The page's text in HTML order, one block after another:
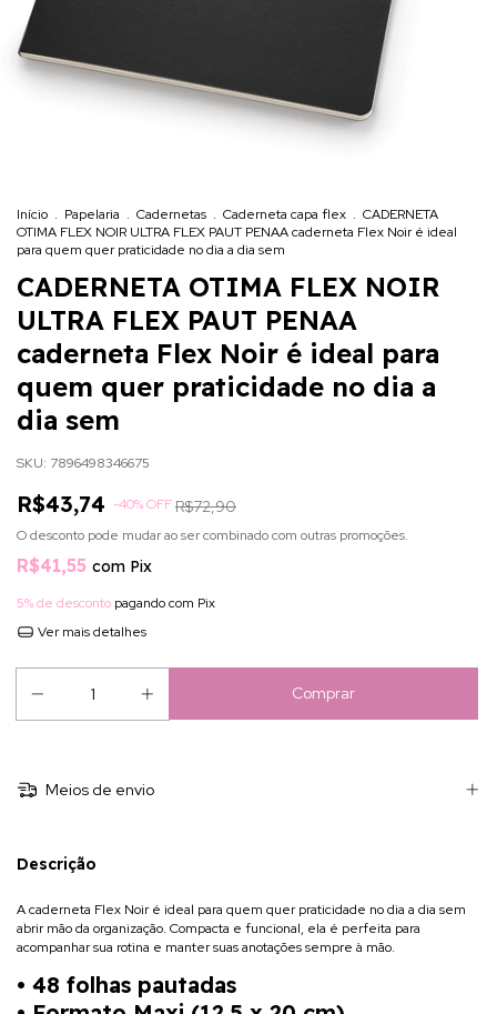
Início . Papelaria . Cadernetas . Caderneta capa flex . CADERNETA
OTIMA FLEX NOIR ULTRA FLEX PAUT PENAA caderneta Flex Noir é ideal
para quem quer praticidade no dia a dia sem
CADERNETA OTIMA FLEX NOIR
ULTRA FLEX PAUT PENAA
caderneta Flex Noir é ideal para
quem quer praticidade no dia a
dia sem
SKU: 7896498346675
R$43,74 -40%OFFR$72,90
O desconto pode mudar ao ser combinado com outras promoções.
R$41,55 com Pix
5% de desconto pagando com Pix
Ver mais detalhes
Meios de envio
Descrição
A caderneta Flex Noir é ideal para quem quer praticidade no dia a dia sem
abrir mão da organização. Compacta e funcional, ela é perfeita para
acompanhar sua rotina e manter suas anotações sempre à mão.
• 48 folhas pautadas